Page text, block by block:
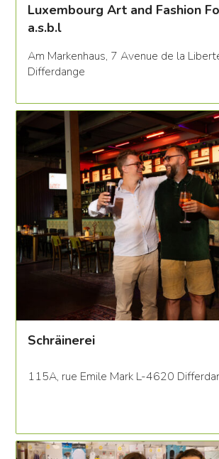
Luxembourg Art and Fashion
a.s.b.l
Am Markenhaus, 7 Avenue de la
Differdange
Schräinerei
115A, rue Emile Mark L-4620